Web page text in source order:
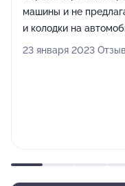
машины и не
и колодки на
23 января 2023